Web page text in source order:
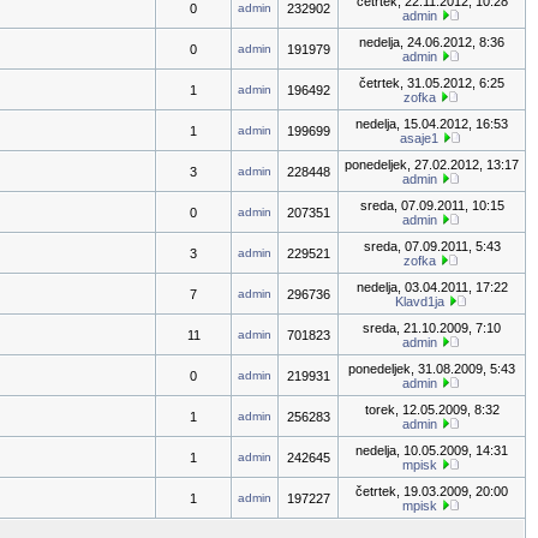
0 admin 232902
admin
0 admin 191979
nedelja, 24.06.2012, 8:36
admin
1 admin 196492
četrtek, 31.05.2012, 6:25
zofka
1 admin 199699
nedelja, 15.04.2012, 16:53
asaje1
3 admin 228448
ponedeljek, 27.02.2012, 13:17
admin
0 admin 207351
sreda, 07.09.2011, 10:15
admin
3 admin 229521
sreda, 07.09.2011, 5:43
zofka
7 admin 296736
nedelja, 03.04.2011, 17:22
Klavd1ja
11 admin 701823
sreda, 21.10.2009, 7:10
admin
0 admin 219931
ponedeljek, 31.08.2009, 5:43
admin
1 admin 256283
torek, 12.05.2009, 8:32
admin
1 admin 242645
nedelja, 10.05.2009, 14:31
mpisk
1 admin 197227
četrtek, 19.03.2009, 20:00
mpisk